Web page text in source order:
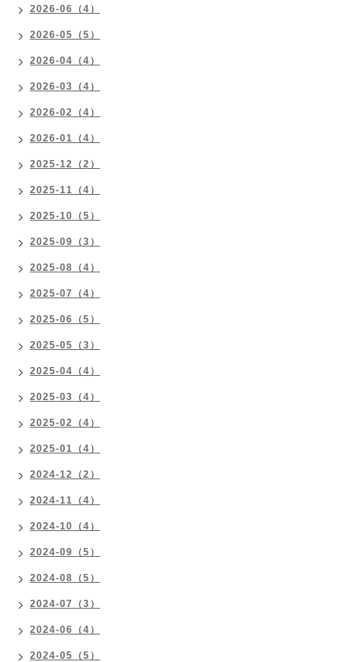
2026-06（4）
2026-05（5）
2026-04（4）
2026-03（4）
2026-02（4）
2026-01（4）
2025-12（2）
2025-11（4）
2025-10（5）
2025-09（3）
2025-08（4）
2025-07（4）
2025-06（5）
2025-05（3）
2025-04（4）
2025-03（4）
2025-02（4）
2025-01（4）
2024-12（2）
2024-11（4）
2024-10（4）
2024-09（5）
2024-08（5）
2024-07（3）
2024-06（4）
2024-05（5）